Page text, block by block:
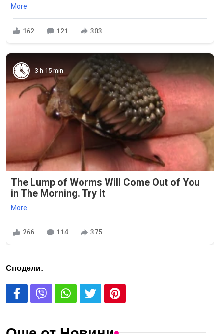
More
162 121 303
3 h 15 min
The Lump of Worms Will Come Out of You
in The Morning. Try it
More
266 114 375
Сподели: